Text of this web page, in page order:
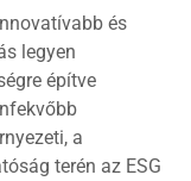
és
legyen
építve
a
terén az ESG